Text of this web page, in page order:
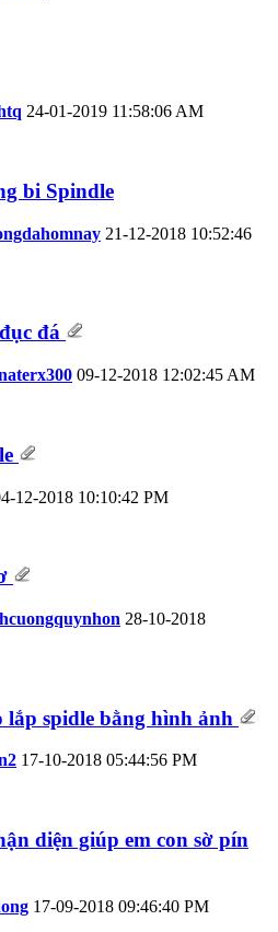
24-01-2019 11:58:06 AM
bi Spindle
21-12-2018 10:52:46
đá
09-12-2018 12:02:45 AM
12-2018 10:10:42 PM
28-10-2018
lắp spidle bằng hình ảnh
17-10-2018 05:44:56 PM
diện giúp em con sờ pín
17-09-2018 09:46:40 PM